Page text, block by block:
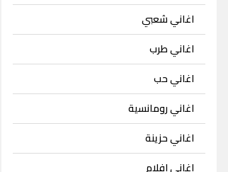
اغاني شعبي
اغاني طرب
اغاني حب
اغاني رومانسية
اغاني حزينة
اغاني افلام